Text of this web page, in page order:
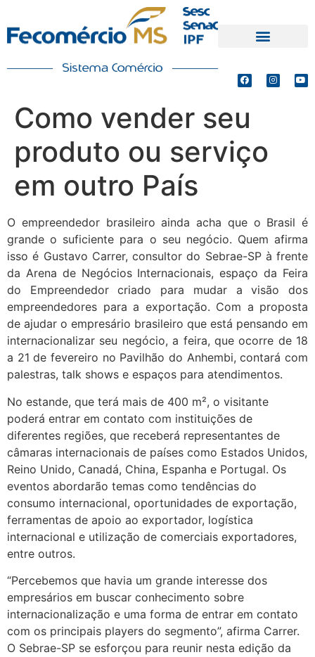
Como vender seu
produto ou serviço
em outro País
O empreendedor brasileiro ainda acha que o Brasil é
grande o suficiente para o seu negócio. Quem afirma
isso é Gustavo Carrer, consultor do Sebrae-SP à frente
da Arena de Negócios Internacionais, espaço da Feira
do Empreendedor criado para mudar a visão dos
empreendedores para a exportação. Com a proposta
de ajudar o empresário brasileiro que está pensando em
internacionalizar seu negócio, a feira, que ocorre de 18
a 21 de fevereiro no Pavilhão do Anhembi, contará com
palestras, talk shows e espaços para atendimentos.
No estande, que terá mais de 400 m², o visitante
poderá entrar em contato com instituições de
diferentes regiões, que receberá representantes de
câmaras internacionais de países como Estados Unidos,
Reino Unido, Canadá, China, Espanha e Portugal. Os
eventos abordarão temas como tendências do
consumo internacional, oportunidades de exportação,
ferramentas de apoio ao exportador, logística
internacional e utilização de comerciais exportadores,
entre outros.
“Percebemos que havia um grande interesse dos
empresários em buscar conhecimento sobre
internacionalização e uma forma de entrar em contato
com os principais players do segmento”, afirma Carrer.
O Sebrae-SP se esforçou para reunir nesta edição da